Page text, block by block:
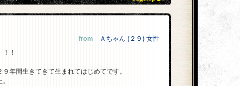
from Ａちゃん (２９) 女性
！
年間生きてきて生まれてはじめてです。